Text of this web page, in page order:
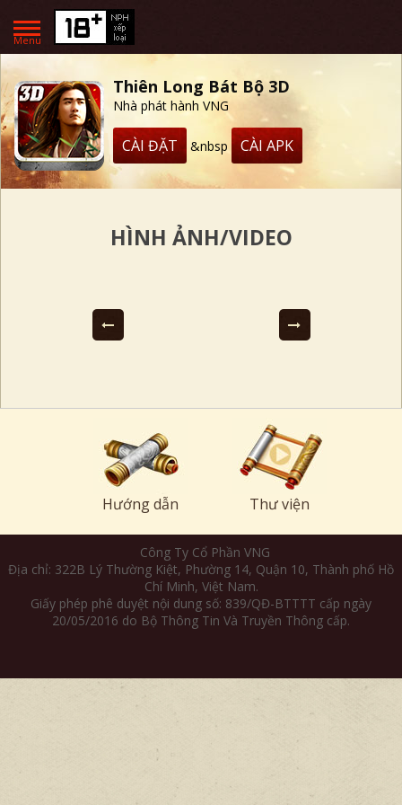
Menu
Thiên Long Bát Bộ 3D
Nhà phát hành VNG
CÀI ĐẶT &nbsp CÀI APK
HÌNH ẢNH/VIDEO
Hướng dẫn Thư viện
Công Ty Cổ Phần VNG
Địa chỉ: 322B Lý Thường Kiệt, Phường 14, Quận 10, Thành phố Hồ
Chí Minh, Việt Nam.
Giấy phép phê duyệt nội dung số: 839/QĐ-BTTTT cấp ngày
20/05/2016 do Bộ Thông Tin Và Truyền Thông cấp.